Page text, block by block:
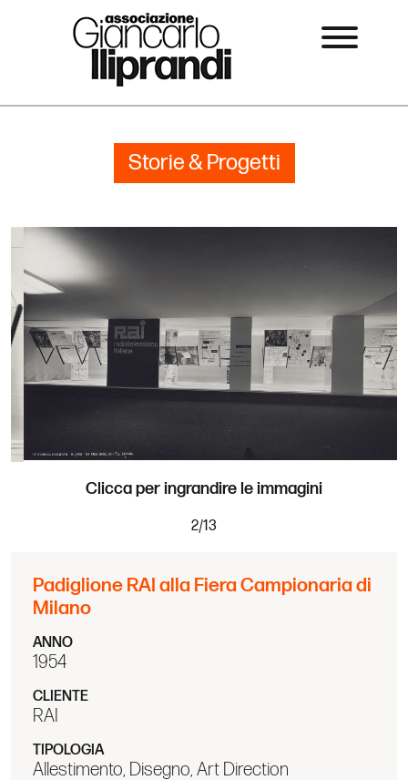
Storie & Progetti
Clicca per ingrandire le immagini
2/13
Padiglione RAI alla Fiera Campionaria di
Milano
ANNO
1954
CLIENTE
RAI
TIPOLOGIA
Allestimento, Disegno, Art Direction